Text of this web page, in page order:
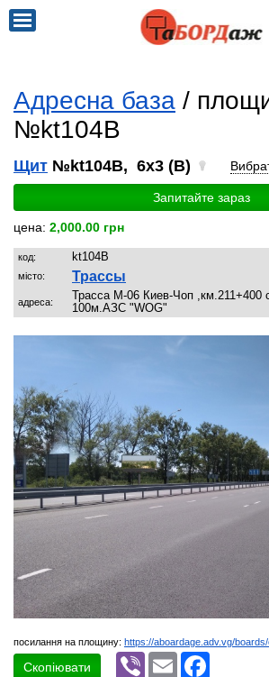
Адресна база /
№kt104B
Щит №kt104B, 6x3 (B)
Запитайте зараз
цена: 2,000.00 грн
код: kt104B
місто: Трассы
адреса:
Трасса М-06 Киев-Чоп ,км.211+400
100м.АЗС "WOG"
посилання на площину: https://aboardage.adv.vg/
Скопіювати
Viber Email